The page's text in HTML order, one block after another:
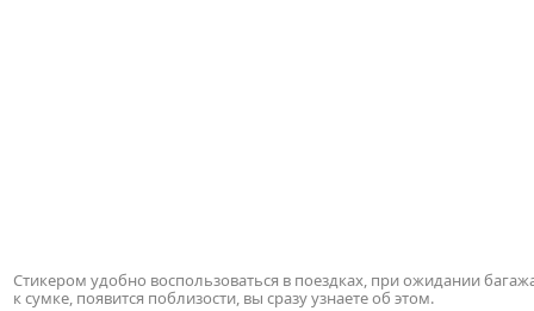
Стикером удобно воспользоваться в поездках, при ожидании
к сумке, появится поблизости, вы сразу узнаете об этом.